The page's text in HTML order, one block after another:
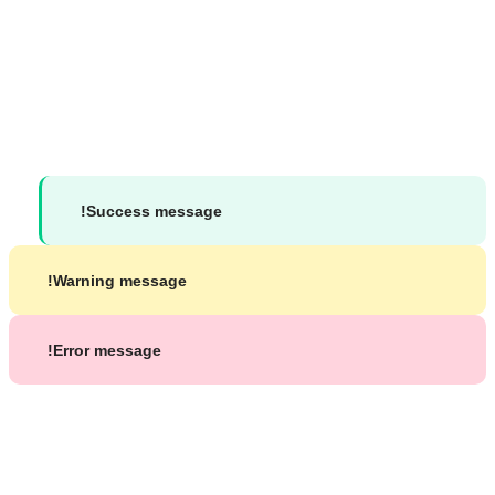
Success message!
Warning message!
Error message!